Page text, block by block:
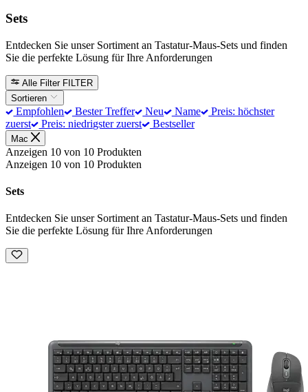
Sets
Entdecken Sie unser Sortiment an Tastatur-Maus-Sets und finden
Sie die perfekte Lösung für Ihre Anforderungen
Alle Filter FILTER
Sortieren
Empfohlen Bester Treffer Neu Name
Preis: höchster
zuerst
Preis: niedrigster zuerst Bestseller
Mac
Anzeigen 10 von 10 Produkten
Anzeigen 10 von 10 Produkten
Sets
Entdecken Sie unser Sortiment an Tastatur-Maus-Sets und finden
Sie die perfekte Lösung für Ihre Anforderungen